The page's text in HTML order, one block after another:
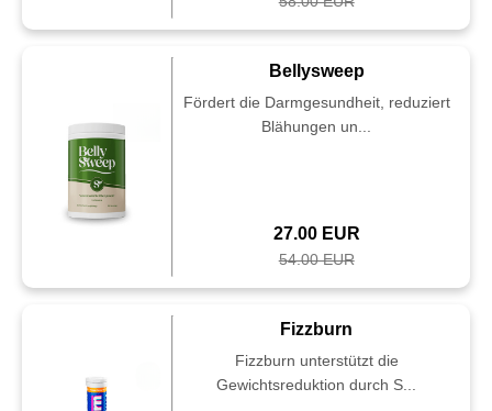
Bellysweep
Fördert die Darmgesundheit, reduziert
Blähungen un...
27.00 EUR
54.00 EUR
Fizzburn
Fizzburn unterstützt die
Gewichtsreduktion durch S...